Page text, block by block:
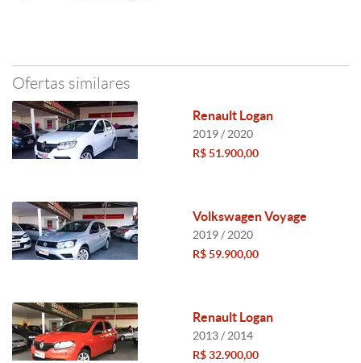
Ofertas similares
Renault Logan
2019 / 2020
R$ 51.900,00
Volkswagen Voyage
2019 / 2020
R$ 59.900,00
Renault Logan
2013 / 2014
R$ 32.900,00